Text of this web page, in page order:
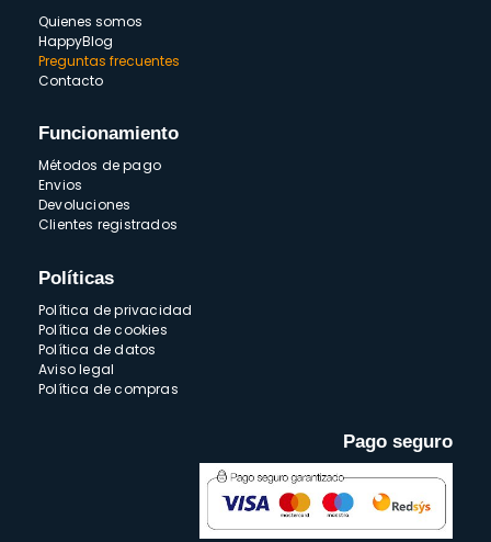
Quienes somos
HappyBlog
Preguntas frecuentes
Contacto
Funcionamiento
Métodos de pago
Envios
Devoluciones
Clientes registrados
Políticas
Política de privacidad
Política de cookies
Política de datos
Aviso legal
Política de compras
Pago seguro